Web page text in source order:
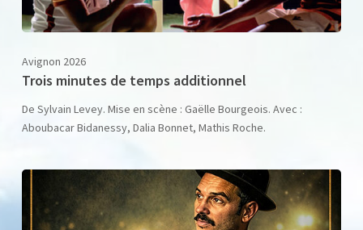
Avignon 2026
Trois minutes de temps additionnel
De Sylvain Levey. Mise en scène : Gaëlle Bourgeois. Avec :
Aboubacar Bidanessy, Dalia Bonnet, Mathis Roche.